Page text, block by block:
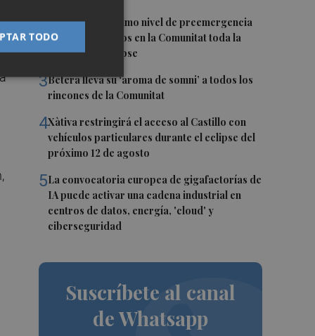
2Activado el máximo nivel de preemergencia
frente a incendios en la Comunitat toda la
jornada del eclipse
3Bétera lleva su ‘aroma de somni’ a todos los
rincones de la Comunitat
4Xàtiva restringirá el acceso al Castillo con
vehículos particulares durante el eclipse del
próximo 12 de agosto
5La convocatoria europea de gigafactorías de
IA puede activar una cadena industrial en
centros de datos, energía, 'cloud' y
ciberseguridad
Suscríbete al canal
de Whatsapp
TODO